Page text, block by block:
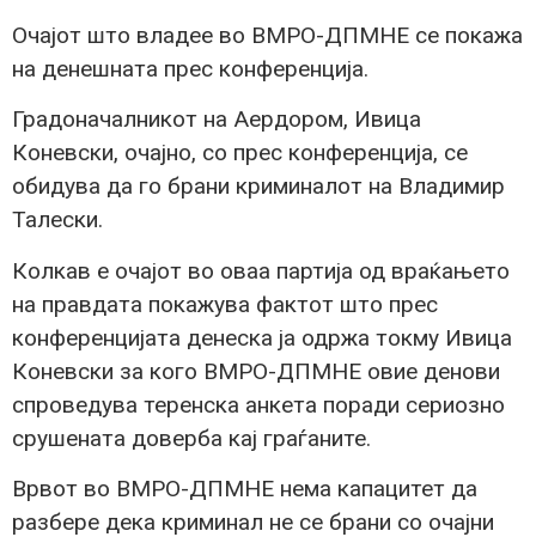
Очајот што владее во ВМРО-ДПМНЕ се покажа
на денешната прес конференција.
Градоначалникот на Аердором, Ивица
Коневски, очајно, со прес конференција, се
обидува да го брани криминалот на Владимир
Талески.
Колкав е очајот во оваа партија од враќањето
на правдата покажува фактот што прес
конференцијата денеска ја одржа токму Ивица
Коневски за кого ВМРО-ДПМНЕ овие денови
спроведува теренска анкета поради сериозно
срушената доверба кај граѓаните.
Врвот во ВМРО-ДПМНЕ нема капацитет да
разбере дека криминал не се брани со очајни